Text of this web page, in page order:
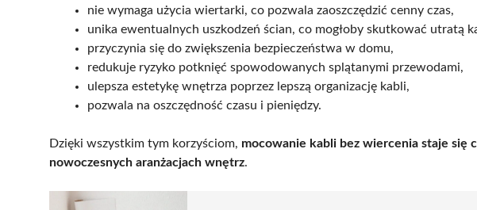
nie wymaga użycia wiertarki, co pozwala zaoszczędzić cenny czas,
unika ewentualnych uszkodzeń ścian, co mogłoby skutkować utratą
przyczynia się do zwiększenia bezpieczeństwa w domu,
redukuje ryzyko potknięć spowodowanych splątanymi przewodami,
ulepsza estetykę wnętrza poprzez lepszą organizację kabli,
pozwala na oszczędność czasu i pieniędzy.
Dzięki wszystkim tym korzyściom, mocowanie kabli bez wiercenia staje się
nowoczesnych aranżacjach wnętrz.